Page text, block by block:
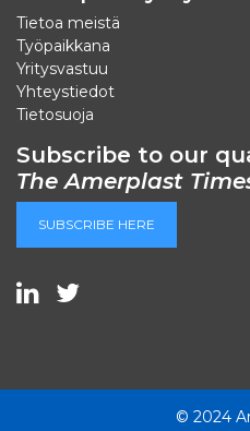
Tietoa meistä
Työpaikkana
Yritysvastuu
Yhteystiedot
Tietosuoja
Subscribe to our
The Amerplast
SUBSCRIBE HERE
© 2024